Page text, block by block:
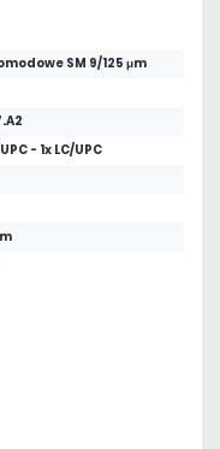
SM 9/125 μm
- 1x LC/UPC